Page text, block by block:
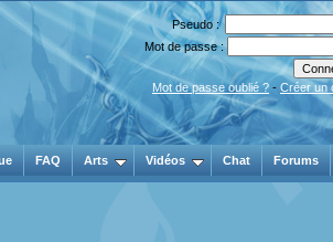
Pseudo :
Mot de passe :
Mot de passe oublié ? - Créer un
FAQ Arts Vidéos Chat Forums